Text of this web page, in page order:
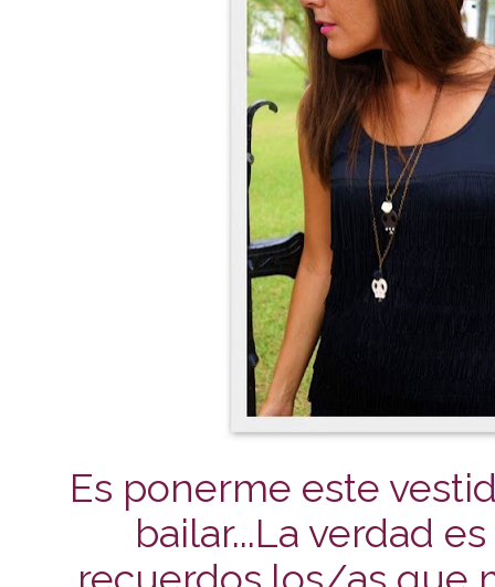
Es ponerme este
bailar...La verdad
recuerdos,los/as que